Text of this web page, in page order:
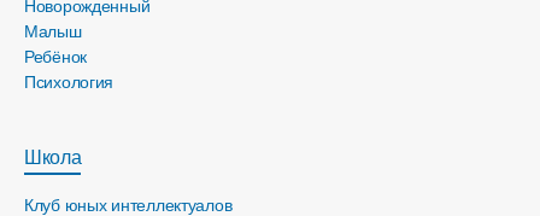
Новорожденный
Малыш
Ребёнок
Психология
Школа
Клуб юных интеллектуалов